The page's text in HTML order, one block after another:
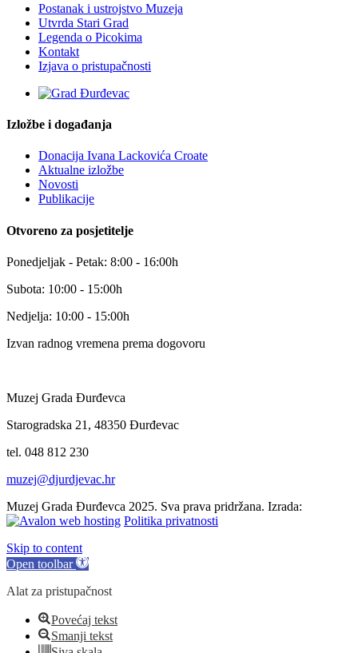
Postanak i ustrojstvo Muzeja
Utvrda Stari Grad
Legenda o Picokima
Kontakt
Izjava o pristupačnosti
Izložbe i događanja
Donacija Ivana Lackovića Croate
Aktualne izložbe
Novosti
Publikacije
Otvoreno za posjetitelje
Ponedjeljak - Petak: 8:00 - 16:00h
Subota: 10:00 - 15:00h
Nedjelja: 10:00 - 15:00h
Izvan radnog vremena prema dogovoru
Muzej Grada Đurđevca
Starogradska 21, 48350 Đurđevac
tel. 048 812 230
muzej@djurdjevac.hr
Muzej Grada Đurđevca 2025. Sva prava pridržana. Izrada:
Politika privatnosti
Skip to content
Open toolbar
Alat za pristupačnost
Povećaj tekst
Smanji tekst